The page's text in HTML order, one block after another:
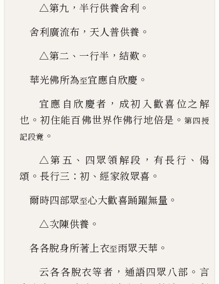
△第九 ， 半行供養舍利 。
舍利廣流布 ， 天人普供養 。
△第二 、 一行半 ， 結歎 。
華光佛所為至宜應自欣慶 。
宜應自欣慶者 ， 成初入歡喜位之解
也 。初住能百佛世界作佛行地倍是 。第四授
記段竟 。
△第五 、 四眾領解段 ， 有長行 、 偈
頌 。 長行三 ： 初 、 經家敘眾喜 。
爾時四部眾至心大歡喜踊躍無量 。
△次陳供養 。
各各脫身所著上衣至雨眾天華 。
云各各脫衣等者 ， 通語四眾八部 。 言